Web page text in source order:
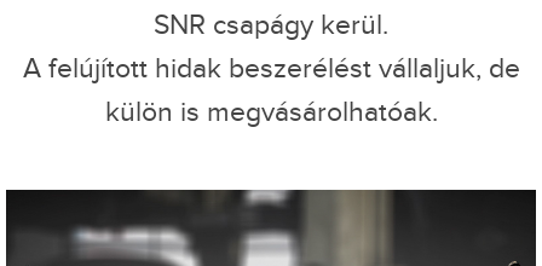
SNR csapágy kerül.
A felújított hidak beszerélést vállaljuk, de
külön is megvásárolhatóak.